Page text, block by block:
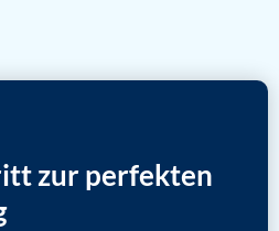
zur perfekten